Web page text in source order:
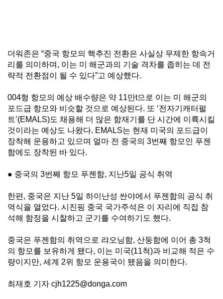
더워존은 “중국 항모의 핵추진 전환은 사실상 무제한 항속거
리를 의미하며, 이는 미 해군과의 기술 격차를 좁히는 데 전
략적 전환점이 될 수 있다”고 예상했다.
004형 항모의 예상 배수량은 약 11만t으로 이는 미 해군의
포드급 항모와 비슷할 것으로 예상된다. 또 ‘전자기캐터펄
트’(EMALS)도 채용해 더 많은 함재기를 단 시간에 이륙시킬
것이라는 예상도 나왔다. EMALS는 현재 미국의 포드급이
장착해 운용하고 있으며 얼마 전 중국의 3번째 항모인 푸젠
함에도 장착된 바 있다.
● 중국의 3번째 항모 푸젠함, 지난5일 공식 취역
한편, 중국은 지난 5일 하이난성 싼야에서 푸젠함의 공식 취
역식을 열었다. 시진핑 중국 국가주석은 이 자리에 직접 참
석해 함정을 시찰하고 군기를 수여하기도 했다.
중국은 푸젠함의 취역으로 랴오닝함, 산둥함에 이어 총 3척
의 항모를 보유하게 됐다, 이는 미국(11척)과 비교해 적은 수
량이지만, 세계 2위 항모 운용국이 됐음을 의미한다.
최재호 기자 cjh1225@donga.com